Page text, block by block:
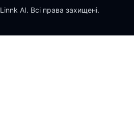
AI. Всі права захищені.